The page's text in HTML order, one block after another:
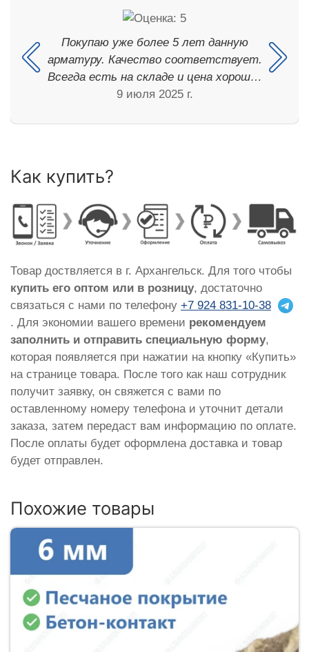
Покупаю уже более 5 лет данную
арматуру. Качество соответствует.
Всегда есть на складе и цена хорош…
9 июля 2025 г.
Как купить?
Товар доствляется в г. Архангельск. Для того чтобы
купить его оптом или в розницу, достаточно
связаться с нами по телефону +7 924 831-10-38
. Для экономии вашего времени рекомендуем
заполнить и отправить специальную форму,
которая появляется при нажатии на кнопку «Купить»
на странице товара. После того как наш сотрудник
получит заявку, он свяжется с вами по
оставленному номеру телефона и уточнит детали
заказа, затем передаст вам информацию по оплате.
После оплаты будет оформлена доставка и товар
будет отправлен.
Похожие товары